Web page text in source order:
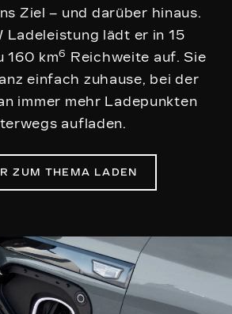
Ziel – und darüber hinaus.
Ladeleistung lädt er in 15
160 km6
Reichweite auf. Sie
einfach zuhause, bei der
immer mehr Ladepunkten
aufladen.
ZUM THEMA LADEN